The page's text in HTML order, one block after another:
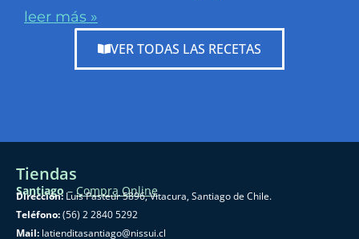
leer más »
VER TODAS LAS RECETAS
Tiendas
Santiago – Compra Online
Dirección: Luis Pasteur 5896, Vitacura, Santiago de Chile.
Teléfono:(56) 2 2840 5292
Mail: latienditasantiago@nissui.cl